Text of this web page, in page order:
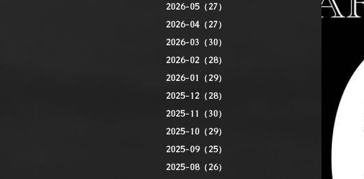
2026-05（27）
2026-04（27）
2026-03（30）
2026-02（28）
2026-01（29）
2025-12（28）
2025-11（30）
2025-10（29）
2025-09（25）
2025-08（26）